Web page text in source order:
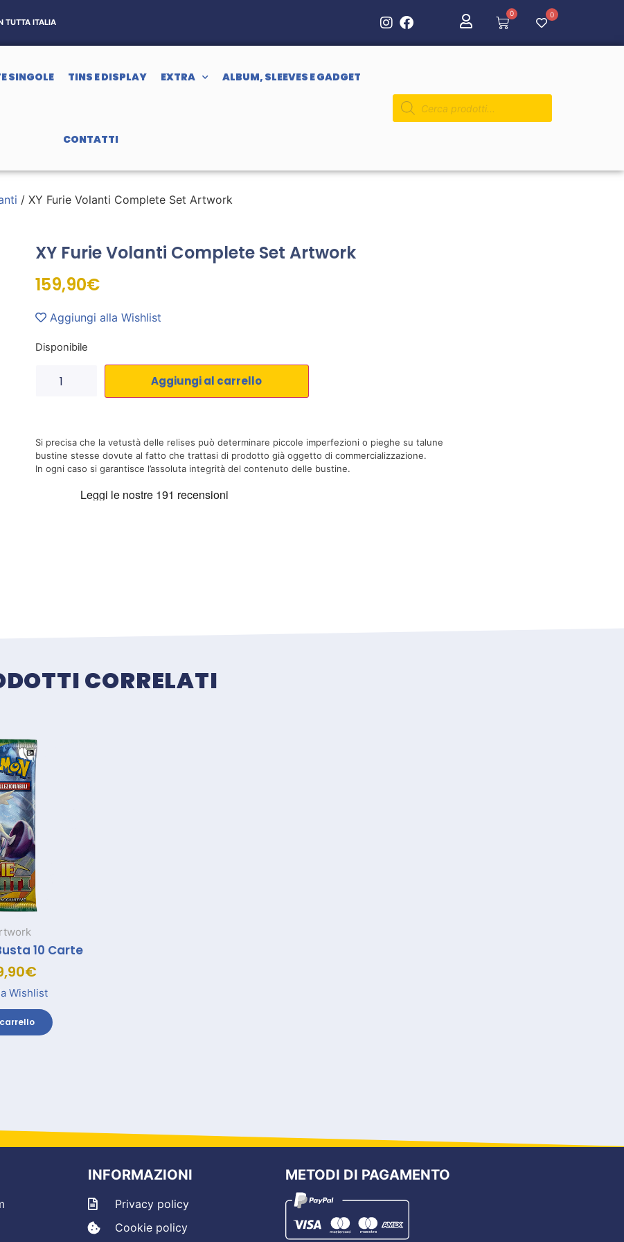
TUTTA ITALIA
0 0
SINGOLE TINS E DISPLAY EXTRA ALBUM, SLEEVES E GADGET
CONTATTI
/ XY Furie Volanti Complete Set Artwork
XY Furie Volanti Complete Set Artwork
159,90€
Aggiungi alla Wishlist
Disponibile
Aggiungi al carrello
Si precisa che la vetustà delle relises può determinare piccole imperfezioni o pieghe su talune
bustine stesse dovute al fatto che trattasi di prodotto già oggetto di commercializzazione.
In ogni caso si garantisce l’assoluta integrità del contenuto delle bustine.
CORRELATI
Prodotti correlati
10 Carte
€
Wishlist
INFORMAZIONI
Privacy policy
Cookie policy
METODI DI PAGAMENTO